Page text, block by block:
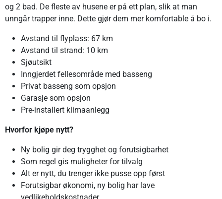
og 2 bad. De fleste av husene er på ett plan, slik at man
unngår trapper inne. Dette gjør dem mer komfortable å bo i.
Avstand til flyplass: 67 km
Avstand til strand: 10 km
Sjøutsikt
Inngjerdet fellesområde med basseng
Privat basseng som opsjon
Garasje som opsjon
Pre-installert klimaanlegg
Hvorfor kjøpe nytt?
Ny bolig gir deg trygghet og forutsigbarhet
Som regel gis muligheter for tilvalg
Alt er nytt, du trenger ikke pusse opp først
Forutsigbar økonomi, ny bolig har lave